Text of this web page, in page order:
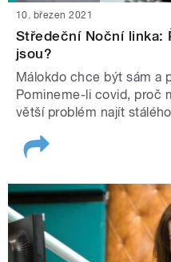
10. březen 2021
Středeční Noční linka:
jsou?
Málokdo chce být sám a
Pomineme-li covid, proč
větší problém najít